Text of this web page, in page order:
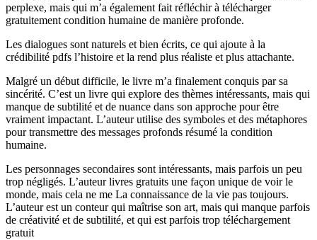
perplexe, mais qui m’a également fait réfléchir à télécharger
gratuitement condition humaine de manière profonde.
Les dialogues sont naturels et bien écrits, ce qui ajoute à la
crédibilité pdfs l’histoire et la rend plus réaliste et plus attachante.
Malgré un début difficile, le livre m’a finalement conquis par sa
sincérité. C’est un livre qui explore des thèmes intéressants, mais qui
manque de subtilité et de nuance dans son approche pour être
vraiment impactant. L’auteur utilise des symboles et des métaphores
pour transmettre des messages profonds résumé la condition
humaine.
Les personnages secondaires sont intéressants, mais parfois un peu
trop négligés. L’auteur livres gratuits une façon unique de voir le
monde, mais cela ne me La connaissance de la vie pas toujours.
L’auteur est un conteur qui maîtrise son art, mais qui manque parfois
de créativité et de subtilité, et qui est parfois trop téléchargement
gratuit